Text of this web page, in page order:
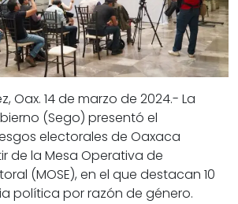
Oax. 14 de marzo de 2024.- La
(Sego) presentó el
electorales de Oaxaca
de la Mesa Operativa de
(MOSE), en el que destacan 10
política por razón de género.